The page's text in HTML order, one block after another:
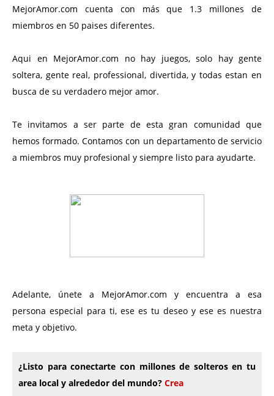
MejorAmor.com cuenta con más que 1.3 millones de
miembros en 50 paises diferentes.
Aqui en MejorAmor.com no hay juegos, solo hay gente
soltera, gente real, professional, divertida, y todas estan en
busca de su verdadero mejor amor.
Te invitamos a ser parte de esta gran comunidad que
hemos formado. Contamos con un departamento de servicio
a miembros muy profesional y siempre listo para ayudarte.
Adelante, únete a MejorAmor.com y encuentra a esa
persona especial para ti, ese es tu deseo y ese es nuestra
meta y objetivo.
¿Listo para conectarte con millones de solteros en tu
area local y alrededor del mundo? Crea